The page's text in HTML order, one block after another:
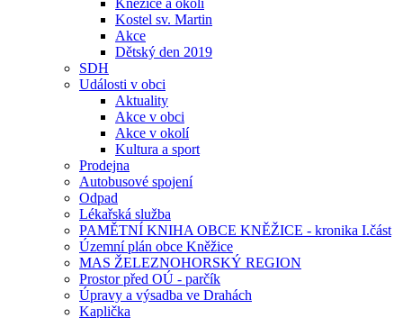
Kněžice a okolí
Kostel sv. Martin
Akce
Dětský den 2019
SDH
Události v obci
Aktuality
Akce v obci
Akce v okolí
Kultura a sport
Prodejna
Autobusové spojení
Odpad
Lékařská služba
PAMĚTNÍ KNIHA OBCE KNĚŽICE - kronika I.část
Územní plán obce Kněžice
MAS ŽELEZNOHORSKÝ REGION
Prostor před OÚ - parčík
Úpravy a výsadba ve Drahách
Kaplička